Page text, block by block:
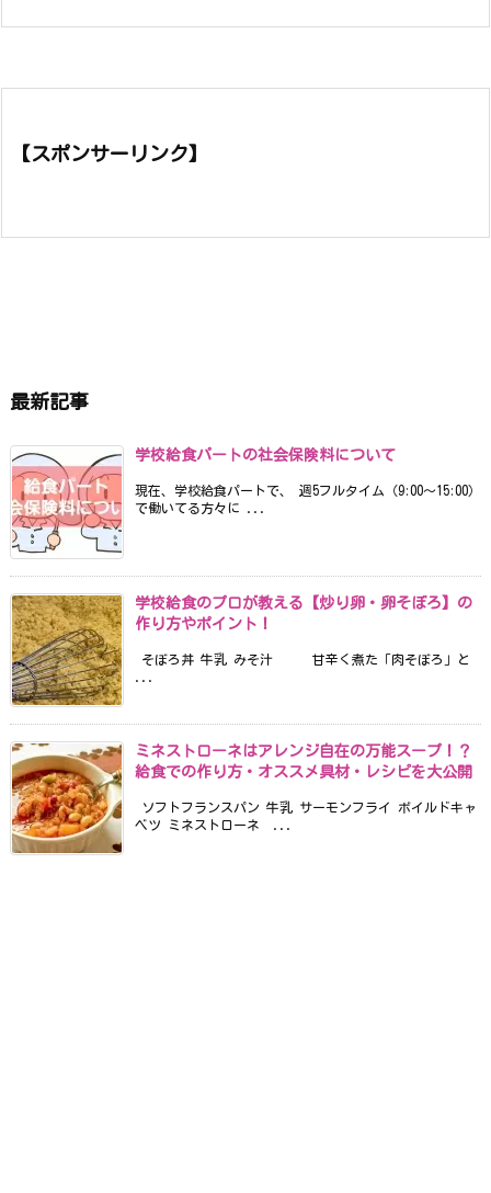
【スポンサーリンク】
最新記事
学校給食パートの社会保険料について
現在、学校給食パートで、 週5フルタイム（9:00〜15:00）
で働いてる方々に ...
学校給食のプロが教える【炒り卵・卵そぼろ】の
作り方やポイント！
そぼろ丼 牛乳 みそ汁 甘辛く煮た「肉そぼろ」と
ミネストローネはアレンジ自在の万能スープ！？
給食での作り方・オススメ具材・レシピを大公開
ソフトフランスパン 牛乳 サーモンフライ ボイルドキャ
ベツ ミネストローネ ...